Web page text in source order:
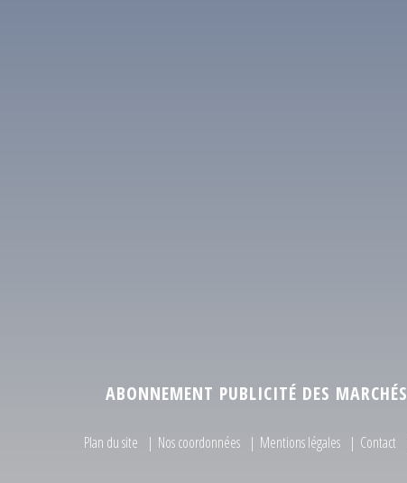
ABONNEMENT PUBLICITÉ DES MARCHÉS
Plan du site Nos coordonnées Mentions légales Contact